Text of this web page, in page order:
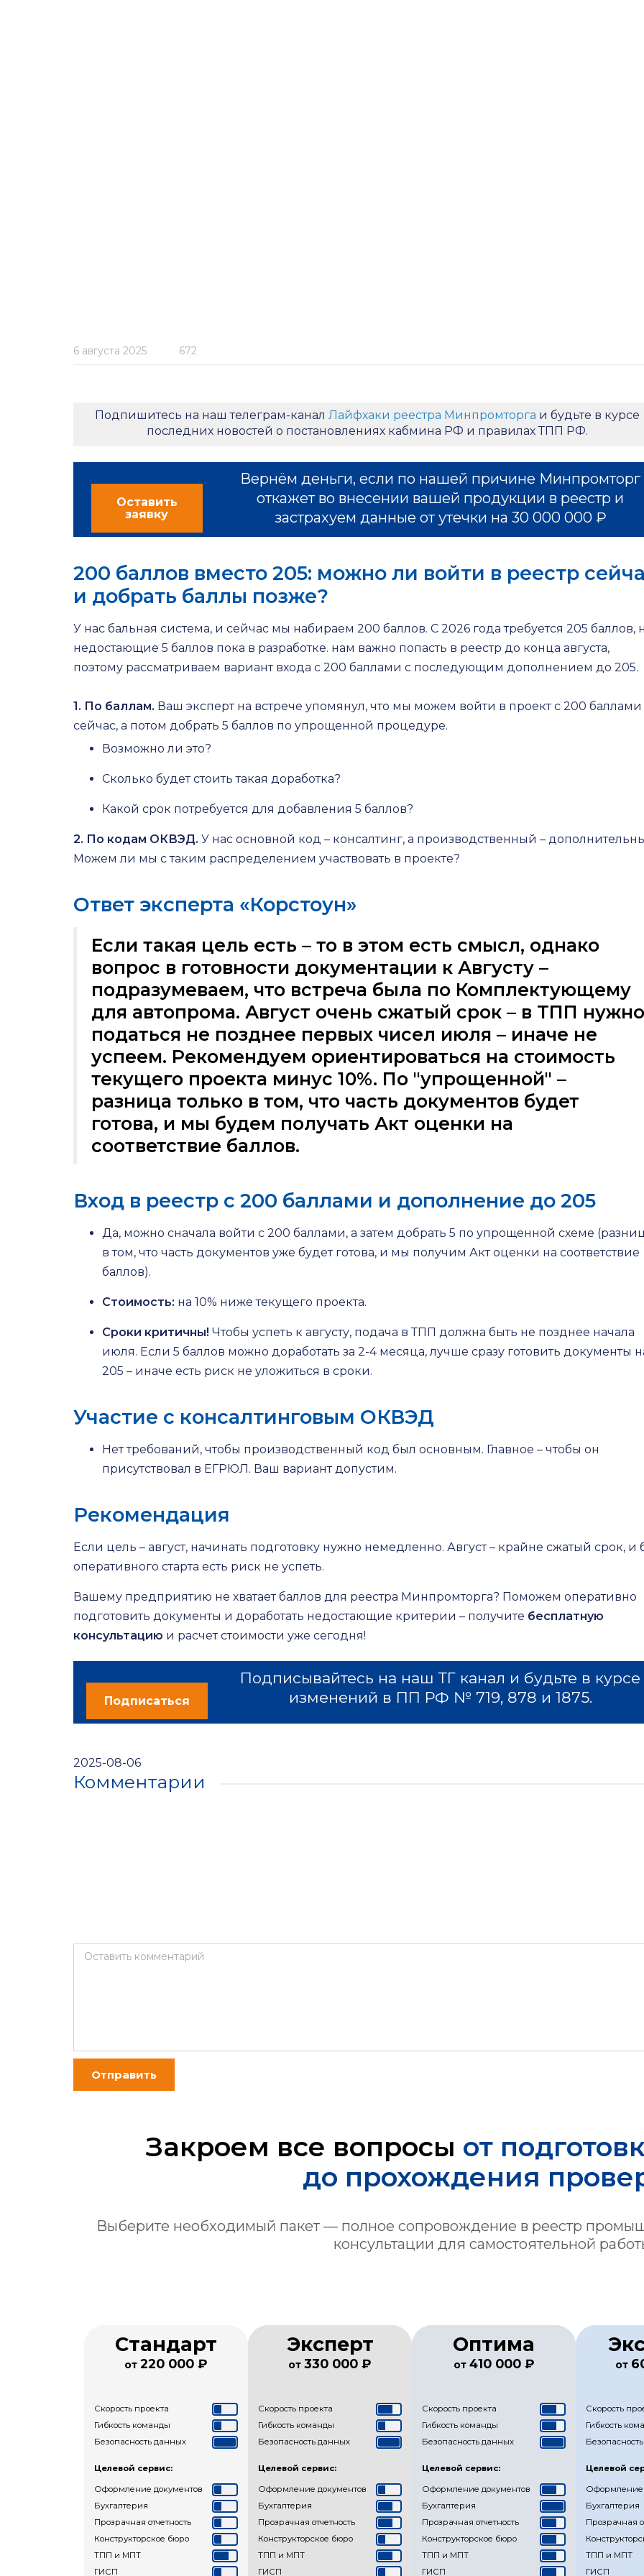
6 августа 2025 672
Подпишитесь на наш телеграм-канал Лайфхаки реестра Минпромторга и будьте в курсе
последних новостей о постановлениях кабмина РФ и правилах ТПП РФ.
Оставить
заявку
Вернём деньги, если по нашей причине Минпромторг
откажет во внесении вашей продукции в реестр и
застрахуем данные от утечки на 30 000 000 ₽
200 баллов вместо 205: можно ли войти в реестр
и добрать баллы позже?
У нас бальная система, и сейчас мы набираем 200 баллов. С 2026 года требуется 205 баллов,
недостающие 5 баллов пока в разработке. нам важно попасть в реестр до конца августа,
поэтому рассматриваем вариант входа с 200 баллами с последующим дополнением до 205.
1. По баллам. Ваш эксперт на встрече упомянул, что мы можем войти в проект с 200 баллами
сейчас, а потом добрать 5 баллов по упрощенной процедуре.
Возможно ли это?
Сколько будет стоить такая доработка?
Какой срок потребуется для добавления 5 баллов?
2. По кодам ОКВЭД. У нас основной код – консалтинг, а производственный –
Можем ли мы с таким распределением участвовать в проекте?
Ответ эксперта «Корстоун»
Если такая цель есть – то в этом есть смысл, однако
вопрос в готовности документации к Августу –
подразумеваем, что встреча была по Комплектующему
для автопрома. Август очень сжатый срок – в ТПП нужно
податься не позднее первых чисел июля – иначе не
успеем. Рекомендуем ориентироваться на стоимость
текущего проекта минус 10%. По "упрощенной" –
разница только в том, что часть документов будет
готова, и мы будем получать Акт оценки на
соответствие баллов.
Вход в реестр с 200 баллами и дополнение до 205
Да, можно сначала войти с 200 баллами, а затем добрать 5 по упрощенной схеме
в том, что часть документов уже будет готова, и мы получим Акт оценки на соответствие
баллов).
Стоимость: на 10% ниже текущего проекта.
Сроки критичны! Чтобы успеть к августу, подача в ТПП должна быть не позднее начала
июля. Если 5 баллов можно доработать за 2-4 месяца, лучше сразу готовить документы
205 – иначе есть риск не уложиться в сроки.
Участие с консалтинговым ОКВЭД
Нет требований, чтобы производственный код был основным. Главное – чтобы он
присутствовал в ЕГРЮЛ. Ваш вариант допустим.
Рекомендация
Если цель – август, начинать подготовку нужно немедленно. Август – крайне сжатый срок, и
оперативного старта есть риск не успеть.
Вашему предприятию не хватает баллов для реестра Минпромторга? Поможем оперативно
подготовить документы и доработать недостающие критерии – получите бесплатную
консультацию и расчет стоимости уже сегодня!
Подписаться
Подписывайтесь на наш ТГ канал и будьте в курсе
изменений в ПП РФ № 719, 878 и 1875.
2025-08-06
Комментарии
Оставить комментарий
Отправить
Закроем все вопросы от
до прохождения
Выберите необходимый пакет — полное сопровождение в реестр
консультации для самостоятельной
Стандарт
от 220 000 ₽
Скорость проекта
Гибкость команды
Безопасность данных
Целевой сервис:
Оформление документов
Бухгалтерия
Прозрачная отчетность
Конструкторское бюро
ТПП и МПТ
ГИСП
Эксперт
от 330 000 ₽
Скорость проекта
Гибкость команды
Безопасность данных
Целевой сервис:
Оформление документов
Бухгалтерия
Прозрачная отчетность
Конструкторское бюро
ТПП и МПТ
ГИСП
Оптима
от 410 000 ₽
Скорость проекта
Гибкость команды
Безопасность данных
Целевой сервис:
Оформление документов
Бухгалтерия
Прозрачная отчетность
Конструкторское бюро
ТПП и МПТ
ГИСП
от
Скорость
Гибкость
Целевой
Оформление
Бухгалтерия
Прозрачная
ТПП и МПТ
ГИСП